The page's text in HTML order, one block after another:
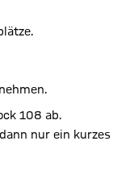
108 ab.
nur ein kurzes